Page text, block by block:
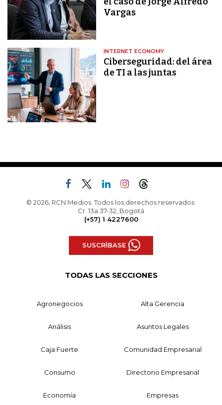
Vargas
INTERNET ECONOMY
Ciberseguridad: del área
de TI a las juntas
© 2026, RCN Medios. Todos los derechos reservados.
Cr. 13a 37-32, Bogotá
(+57) 1 4227600
SUSCRÍBASE
TODAS LAS SECCIONES
Agronegocios Alta Gerencia
Análisis Asuntos Legales
Caja Fuerte Comunidad Empresarial
Consumo Directorio Empresarial
Economía Empresas